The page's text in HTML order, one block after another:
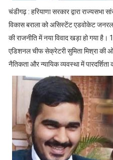
चंडीगढ़ : हरियाणा सरकार द्वारा
विकास बराला को असिस्टेंट एडवोकेट
की राजनीति में नया विवाद खड़ा हो गया है।
एडिशनल चीफ सेक्रेटरी सुमिता मिश्रा की
नैतिकता और न्यायिक व्यवस्था में